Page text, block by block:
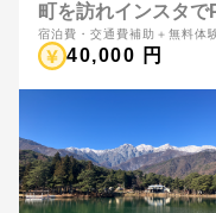
町を訪れインスタ
宿泊費・交通費補助＋無料体
40,000 円